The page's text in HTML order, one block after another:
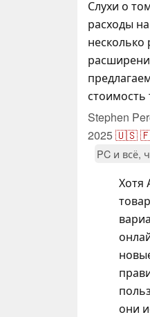
Слухи о
расходы
несколько
стоимость
Stephen
2025🇺🇸
PC и всё,
Хотя
они